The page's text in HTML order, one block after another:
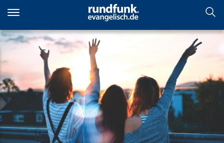
zum
Inhalt
Katharina Zell